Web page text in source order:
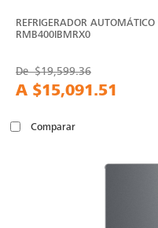
REFRIGERADOR
RMB400IBMRX0
De$19,599.36
A $15,091.51
Comparar